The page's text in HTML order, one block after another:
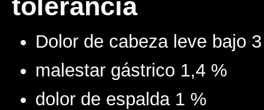
tolerancia
Dolor de cabeza leve bajo
malestar gástrico 1,4 %
dolor de espalda 1 %